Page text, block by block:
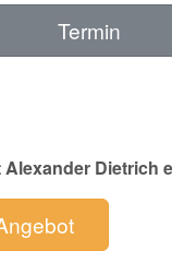
Termin
Dietrich